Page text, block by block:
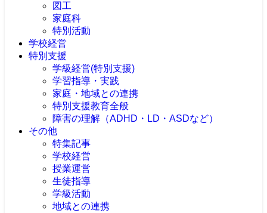
図工
家庭科
特別活動
学校経営
特別支援
学級経営(特別支援)
学習指導・実践
家庭・地域との連携
特別支援教育全般
障害の理解（ADHD・LD・ASDなど）
その他
特集記事
学校経営
授業運営
生徒指導
学級活動
地域との連携